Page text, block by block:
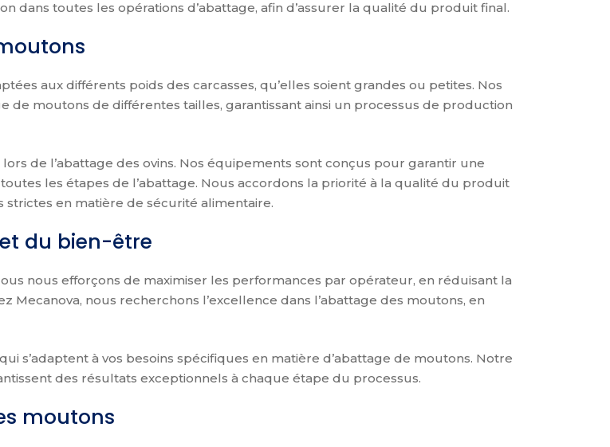
dans toutes les opérations d’abattage, afin d’assurer la qualité du produit final.
aux différents poids des carcasses, qu’elles soient grandes ou petites. Nos
moutons de différentes tailles, garantissant ainsi un processus de production
de l’abattage des ovins. Nos équipements sont conçus pour garantir une
les étapes de l’abattage. Nous accordons la priorité à la qualité du produit
en matière de sécurité alimentaire.
du bien-être
nous efforçons de maximiser les performances par opérateur, en réduisant la
Mecanova, nous recherchons l’excellence dans l’abattage des moutons, en
s’adaptent à vos besoins spécifiques en matière d’abattage de moutons. Notre
des résultats exceptionnels à chaque étape du processus.
moutons